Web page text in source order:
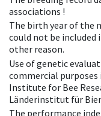
associations !
The birth year of the
could not be
other reason.
Use of genetic
commercial
Institute for Bee
Länderinstitut für
The performance